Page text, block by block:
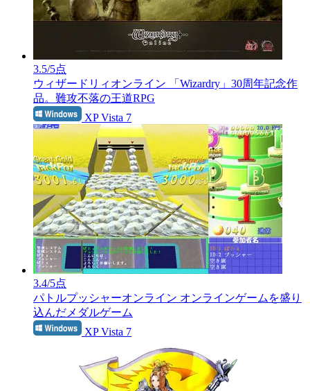
3.5/5点
ウィザードリィオンライン
「Wizardry」30周年記念作
品。難攻不落の王道RPG
XP Vista 7
3.4/5点
パトルプッシャーオンライン オンラインゲームを盛り
込んだメダルゲーム
XP Vista 7